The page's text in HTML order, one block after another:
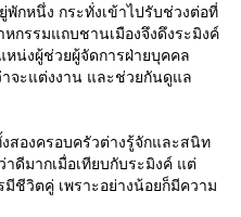
กหนึ่ง กระทั่งเข้าไปรับช่วงต่อที่
รรมแถบชานเมืองจึงดึงระมิงค์
น่งผู้ช่วยผู้จัดการฝ่ายบุคคล
จะแต่งงาน และช่วยกันดูแล
สองครอบครัวต่างรู้จักและสนิท
ดีมากเมื่อเทียบกับระมิงค์ แต่
มีชีวิตคู่ เพราะอย่างน้อยก็มีความ